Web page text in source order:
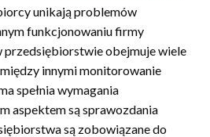
unikają problemów
funkcjonowaniu firmy
przedsiębiorstwie obejmuje wiele
między innymi monitorowanie
spełnia wymagania
aspektem są sprawozdania
są zobowiązane do